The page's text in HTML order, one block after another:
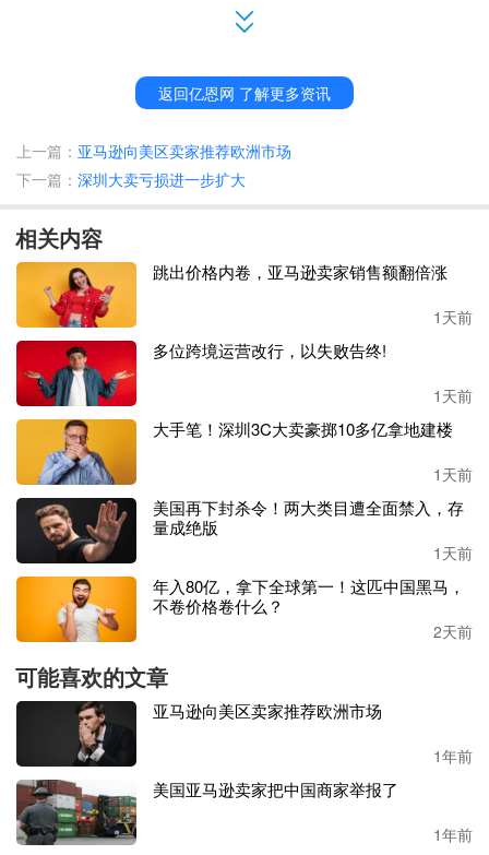
95%，位居
。
2023年，天元宠物投资建设越南天元和波兰欧哈那工厂，用
于铁制用品和猫爬架的生产及销售；
具项目；
2025年 ，其还宣布计划投资约1亿元人民币（或等额外币）
宠物用品。
天元宠物全称 杭州天元宠物用品股份有限公司，成立于2003
年，2022年在深交所创业板挂牌上市，也是
中国第六家A股
上市的宠物公司
但其上市之路一波三折。最早可追溯到
2014年，当时公司已
经在计划上市事宜，然而并不顺利，直至2022年，才成功登
陆资本市场，为其上市征程画上圆满句号。
天元宠物主营业务为 。 产
覆盖面广，包括宠物窝垫、猫爬架、宠物玩具、宠物服
饰、电子智能宠物用品以及宠物食品等多系列、全品类宠物
产品。
增收不增利，大卖净利接连腰斩
令人唏嘘的是，营收持续增长的背后，其
腰斩。2024年，天元宠物归母净利润仅
下降40.13%
扣非净利润3057.64万元，同比下降
基本每股收益
2022年至 ，公司归母净利润分别为1.29亿元、7676.71
万元和4596.05万元，归母净利润同比增长分别为19.75%、-4
0.33%和-54.16%。
返回亿恩网 了解更多资讯
上一篇： 亚马逊向美区卖家推荐欧洲市场
下一篇： 深圳大卖亏损进一步扩大
相关内容
跳出价格内卷，亚马逊卖家销售额翻倍涨
1天前
多位跨境运营改行，以失败告终!
1天前
大手笔！深圳3C大卖豪掷10多亿拿地建楼
1天前
美国再下封杀令！两大类目遭全面禁入，存
量成绝版
1天前
年入80亿，拿下全球第一！这匹中国黑马，
不卷价格卷什么？
2天前
可能喜欢的文章
亚马逊向美区卖家推荐欧洲市场
1年前
美国亚马逊卖家把中国商家举报了
1年前